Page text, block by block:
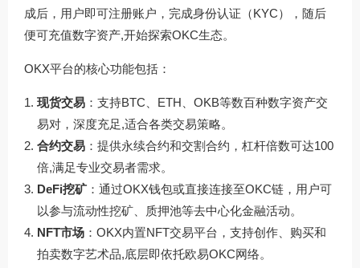
成后，用户即可注册账户，完成身份认证（KYC），随后
便可充值数字资产,开始探索OKC生态。
OKX平台的核心功能包括：
现货交易 ：支持BTC、ETH、OKB等数百种数字资产交
易对，深度充足,适合各类交易策略。
合约交易 ：提供永续合约和交割合约，杠杆倍数可达100
倍,满足专业交易者需求。
DeFi挖矿 ：通过OKX钱包或直接连接至OKC链，用户可
以参与流动性挖矿、质押池等去中心化金融活动。
NFT市场 ：OKX内置NFT交易平台，支持创作、购买和
拍卖数字艺术品,底层即依托欧易OKC网络。